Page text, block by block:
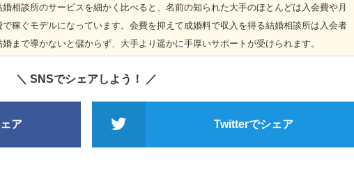
相談所のサービスを細かく比べると、名前の知られた大手のほとんどは入会費や月
で稼ぐモデルになっています。会費を抑えて成婚料で収入を得る結婚相談所は入会者
婚まで導かないと儲からず、大手より遥かに手厚いサポートが受けられます。
＼ SNSでシェアしよう！ ／
ア Twitterでシェア